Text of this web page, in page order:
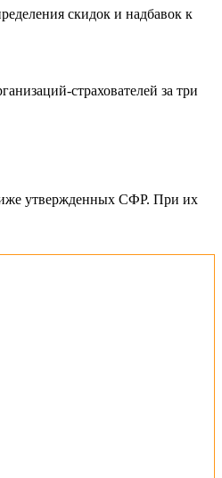
скидок и надбавок к
страхователей за три
ниже утвержденных СФР. При их